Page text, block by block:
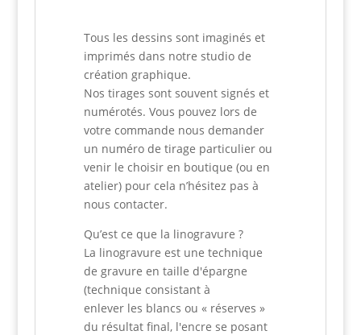
Tous les dessins sont imaginés et
imprimés dans notre studio de
création graphique.
Nos tirages sont souvent signés et
numérotés. Vous pouvez lors de
votre commande nous demander
un numéro de tirage particulier ou
venir le choisir en boutique (ou en
atelier) pour cela n’hésitez pas à
nous contacter.
Qu’est ce que la linogravure ?
La linogravure est une technique
de gravure en taille d'épargne
(technique consistant à
enlever les blancs ou « réserves »
du résultat final, l'encre se posant